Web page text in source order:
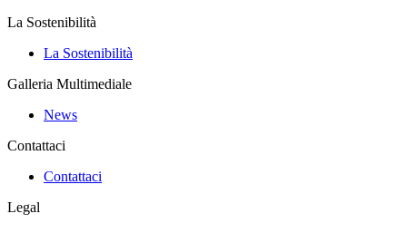
La Sostenibilità
La Sostenibilità
Galleria Multimediale
News
Contattaci
Contattaci
Legal